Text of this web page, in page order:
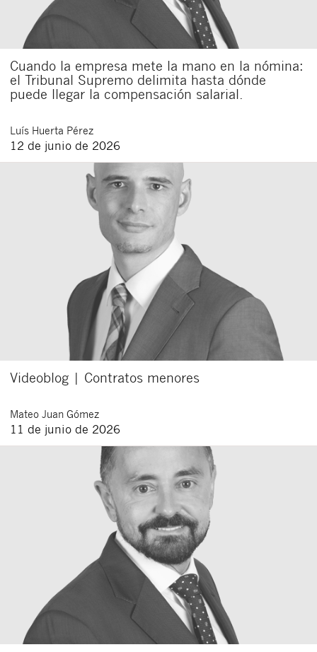
Cuando la empresa mete la mano en la nómina:
el Tribunal Supremo delimita hasta dónde
puede llegar la compensación salarial.
Luís Huerta Pérez
12 de junio de 2026
Videoblog | Contratos menores
Mateo Juan Gómez
11 de junio de 2026